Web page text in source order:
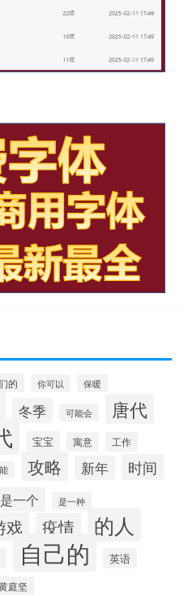
的 你可以 保暖
冬季 可能会 唐代
宝宝 寓意 工作
攻略 新年 时间
是一个 是一种
戏 疫情 的人
自己的 英语
庭坚